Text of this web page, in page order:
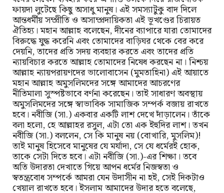
ফায়দা লুটেছে কিছু অসাধু মানুষ। এই সমস্যাটুকু বাদ দিলে
আন্তধর্মীয় সম্প্রীতি ও অসাম্প্রদায়িকতা এই ভূখণ্ডের চিরায়ত
ঐতিহ্য। মহান আল্লাহ বলেছেন, দীনের ব্যাপারে যারা তোমাদের
বিরুদ্ধে যুদ্ধ করেনি এবং তোমাদের বাড়িঘর থেকে বের করে
দেয়নি, তাদের প্রতি সদয় ব্যবহার করতে এবং তাদের প্রতি
ন্যায়বিচার করতে আল্লাহ তোমাদের নিষেধ করছেন না। নিশ্চয়
আল্লাহ ন্যায়পরায়ণদের ভালোবাসেন (মুমতাহিনা) এই আয়াতে
মহান আল্লাহ অমুসলিমদের সঙ্গে আমাদের আচরণের
নীতিমালা সুস্পষ্টভাবে বর্ণনা করেছেন। তাই সাধারণ অবস্থায়
অমুসলিমদের সঙ্গে স্বাভাবিক সামাজিক সম্পর্ক বজায় রাখতে
হবে। নবীজি (সা.) একবার একটি লাশ দেখে দাঁড়ালেন। তাঁকে
বলা হলো, হে আল্লাহর রসুল, এটা তো এক ইহুদির লাশ। তখন
নবীজি (সা.) বললেন, সে কি মানুষ নয় (বোখারি, মুসলিম)!
তাই মানুষ হিসেবে মানুষের যে মর্যাদা, সে যে ধর্মেরই হোক,
তাকে সেটা দিতে হবে। এটা নবীজি (সা.)-এর শিক্ষা। তবে
অতি উদারতা দেখাতে গিয়ে আপন ধর্মের নিজস্বতা ও
স্বতন্ত্রবোধ সম্পর্কে আমরা যেন উদাসীন না হই, সেই দিকটাও
খেয়াল রাখতে হবে। ইসলাম আমাদের উদার হতে বলেছে,